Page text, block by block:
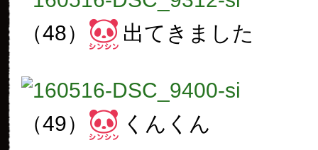
（48） 出てきました
（49） くんくん